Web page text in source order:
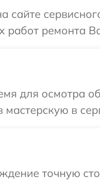
сайте
ремонта
для осмотра
в
точную